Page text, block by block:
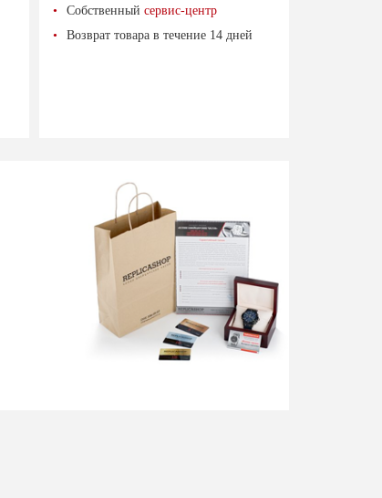
Собственныйсервис-центр
Возврат товара в течение 14 дней